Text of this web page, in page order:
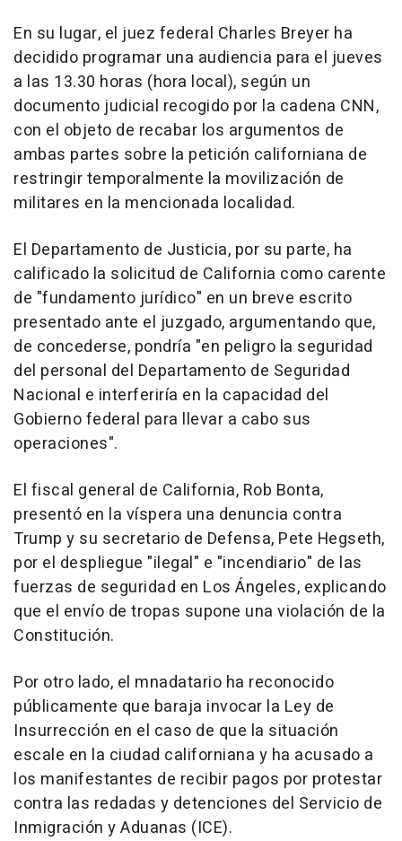
En su lugar, el juez federal Charles Breyer ha
decidido programar una audiencia para el jueves
a las 13.30 horas (hora local), según un
documento judicial recogido por la cadena CNN,
con el objeto de recabar los argumentos de
ambas partes sobre la petición californiana de
restringir temporalmente la movilización de
militares en la mencionada localidad.
El Departamento de Justicia, por su parte, ha
calificado la solicitud de California como carente
de "fundamento jurídico" en un breve escrito
presentado ante el juzgado, argumentando que,
de concederse, pondría "en peligro la seguridad
del personal del Departamento de Seguridad
Nacional e interferiría en la capacidad del
Gobierno federal para llevar a cabo sus
operaciones".
El fiscal general de California, Rob Bonta,
presentó en la víspera una denuncia contra
Trump y su secretario de Defensa, Pete Hegseth,
por el despliegue "ilegal" e "incendiario" de las
fuerzas de seguridad en Los Ángeles, explicando
que el envío de tropas supone una violación de la
Constitución.
Por otro lado, el mnadatario ha reconocido
públicamente que baraja invocar la Ley de
Insurrección en el caso de que la situación
escale en la ciudad californiana y ha acusado a
los manifestantes de recibir pagos por protestar
contra las redadas y detenciones del Servicio de
Inmigración y Aduanas (ICE).